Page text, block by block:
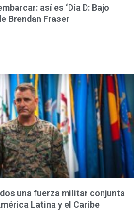
así es ‘Día D: Bajo
Brendan Fraser
una fuerza militar conjunta
Latina y el Caribe